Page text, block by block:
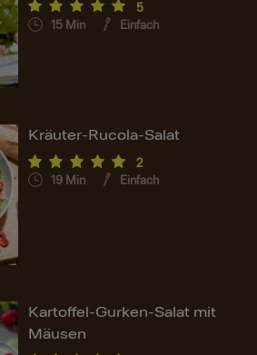
5
15 Min Einfach
Kräuter-Rucola-Salat
2
19 Min Einfach
Kartoffel-Gurken-Salat mit
Mäusen